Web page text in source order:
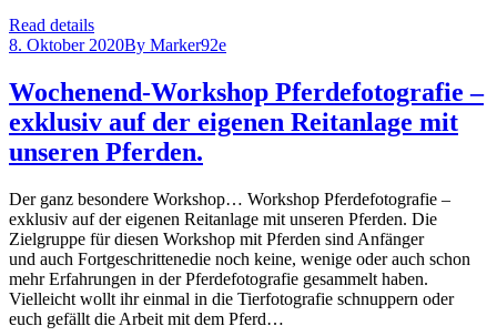
Read details
8. Oktober 2020By Marker92e
Wochenend-Workshop Pferdefotografie –
exklusiv auf der eigenen Reitanlage mit
unseren Pferden.
Der ganz besondere Workshop… Workshop Pferdefotografie –
exklusiv auf der eigenen Reitanlage mit unseren Pferden. Die
Zielgruppe für diesen Workshop mit Pferden sind Anfänger
und auch Fortgeschrittenedie noch keine, wenige oder auch schon
mehr Erfahrungen in der Pferdefotografie gesammelt haben.
Vielleicht wollt ihr einmal in die Tierfotografie schnuppern oder
euch gefällt die Arbeit mit dem Pferd…